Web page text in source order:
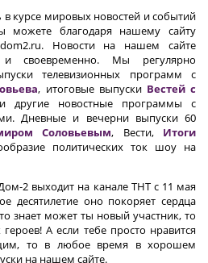
в курсе мировых новостей и событий
можете благодаря нашему сайту
Новости на нашем сайте
и своевременно. Мы регулярно
телевизионных программ с
, итоговые выпуски Вестей с
другие новостные программы с
Дневные и вечерни выпуски 60
Соловьевым, Вести, Итоги
политических ток шоу на
2 выходит на канале ТНТ с 11 мая
десятилетие оно покоряет сердца
знает может ты новый участник, то
А если тебе просто нравится
то в любое время в хорошем
на нашем сайте.